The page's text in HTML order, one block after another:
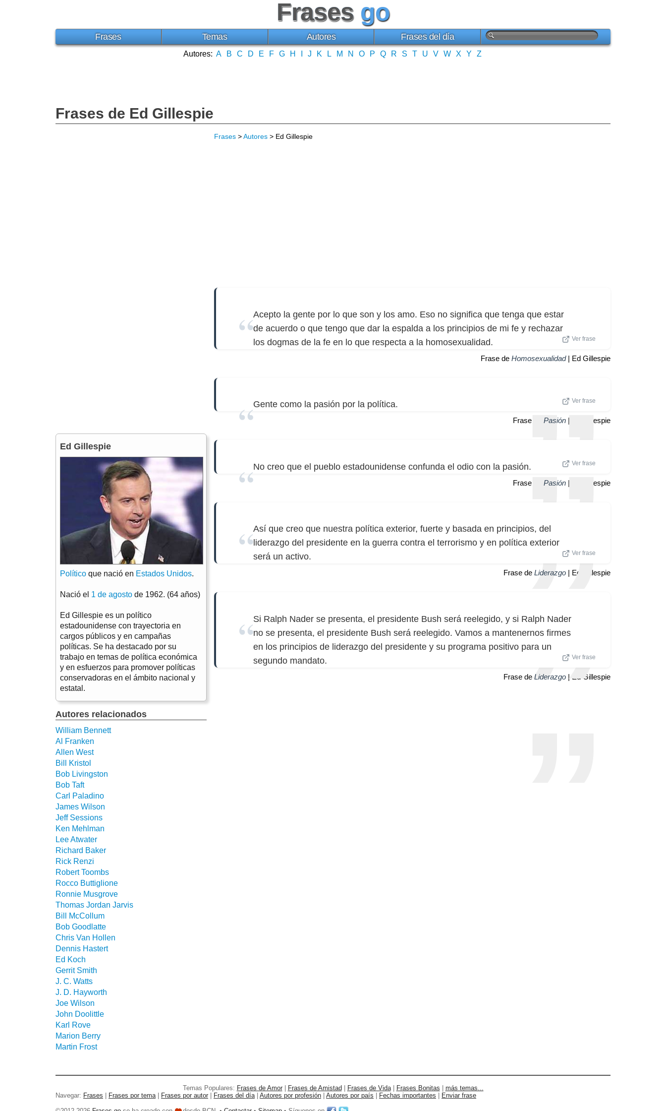
Frases go
Frases Temas Autores Frases del día
Autores: A B C D E F G H J K L M N O P Q R S T U V W X Y Z
Frases de Ed Gillespie
Frases >Autores > Ed Gillespie
Acepto la gente por lo que son y los amo. Eso no significa que tenga que estar
de acuerdo o que tengo que dar la espalda a los principios de mi fe y rechazar
los dogmas de la fe en lo que respecta a la homosexualidad.
Ver frase
Frase de Homosexualidad| Ed Gillespie
Gente como la pasión por la política. Ver frase
Frase de Pasión | Ed Gillespie
No creo que el pueblo estadounidense confunda el odio con la pasión. Ver frase
Frase de Pasión | Ed Gillespie
Así que creo que nuestra política exterior, fuerte y basada en principios, del
liderazgo del presidente en la guerra contra el terrorismo y en política exterior
será un activo.
Ver frase
Frase de Liderazgo | Ed Gillespie
Si Ralph Nader se presenta, el presidente Bush será reelegido, y si Ralph Nader
no se presenta, el presidente Bush será reelegido. Vamos a mantenernos firmes
en los principios de liderazgo del presidente y su programa positivo para un
segundo mandato.
Ver frase
Frase de Liderazgo | Ed Gillespie
Ed Gillespie
Político que nació en Estados Unidos.
Nació el 1 de agosto de 1962. (64 años)
Ed Gillespie es un político
estadounidense con trayectoria en
cargos públicos y en campañas
políticas. Se ha destacado por su
trabajo en temas de política económica
y en esfuerzos para promover políticas
conservadoras en el ámbito nacional y
estatal.
Autores relacionados
William Bennett
Al Franken
Allen West
Bill Kristol
Bob Livingston
Bob Taft
Carl Paladino
James Wilson
Jeff Sessions
Ken Mehlman
Lee Atwater
Richard Baker
Rick Renzi
Robert Toombs
Rocco Buttiglione
Ronnie Musgrove
Thomas Jordan Jarvis
Bill McCollum
Bob Goodlatte
Chris Van Hollen
Dennis Hastert
Ed Koch
Gerrit Smith
J. C. Watts
J. D. Hayworth
Joe Wilson
John Doolittle
Karl Rove
Marion Berry
Martin Frost
Temas Populares: Frases de Amor| Frases de Amistad Frases de Vida| Frases Bonitas
más temas...
Navegar: Frases Frases por tema| Frases por autor Frases del día| Autores por profesión Autores por país Fechas importantes Enviar frase